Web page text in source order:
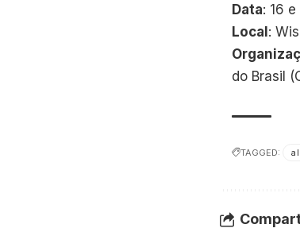
Data: 16
Local:
do Brasil
TAGGED: